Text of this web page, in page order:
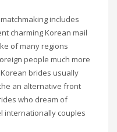
includes
charming Korean mail
of many regions
people much more
brides usually
an alternative front
who dream of
internationally couples